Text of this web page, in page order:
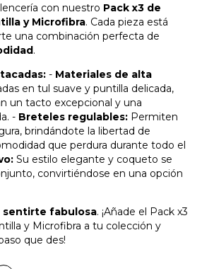
con nuestro Pack x3 de
y Microfibra. Cada pieza está
una combinación perfecta de
.
- Materiales de alta
en tul suave y puntilla delicada,
un tacto excepcional y una
- Breteles regulables: Permiten
brindándote la libertad de
que perdura durante todo el
Su estilo elegante y coqueto se
convirtiéndose en una opción
sentirte fabulosa. ¡Añade el Pack x3
y Microfibra a tu colección y
que des!